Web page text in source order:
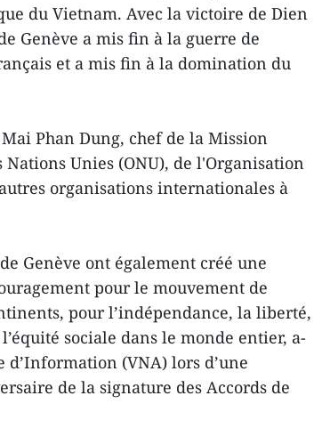
du Vietnam. Avec la victoire de Dien
Genève a mis fin à la guerre de
et a mis fin à la domination du
Mai Phan Dung, chef de la Mission
Unies (ONU), de l'Organisation
organisations internationales à
Genève ont également créé une
pour le mouvement de
pour l’indépendance, la liberté,
sociale dans le monde entier, a-
(VNA) lors d’une
de la signature des Accords de